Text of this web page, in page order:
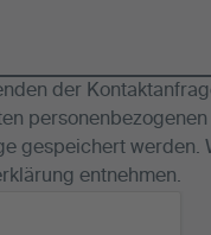
der
gespeichert werden.
entnehmen.